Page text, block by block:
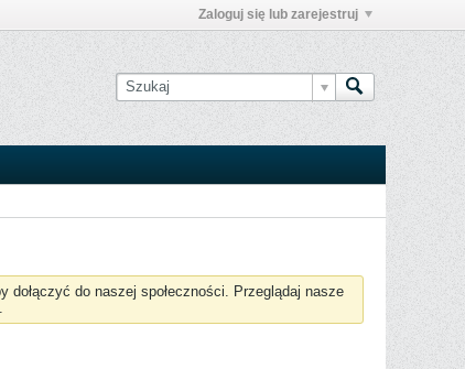
Zaloguj się lub zarejestruj
do naszej społeczności. Przeglądaj nasze